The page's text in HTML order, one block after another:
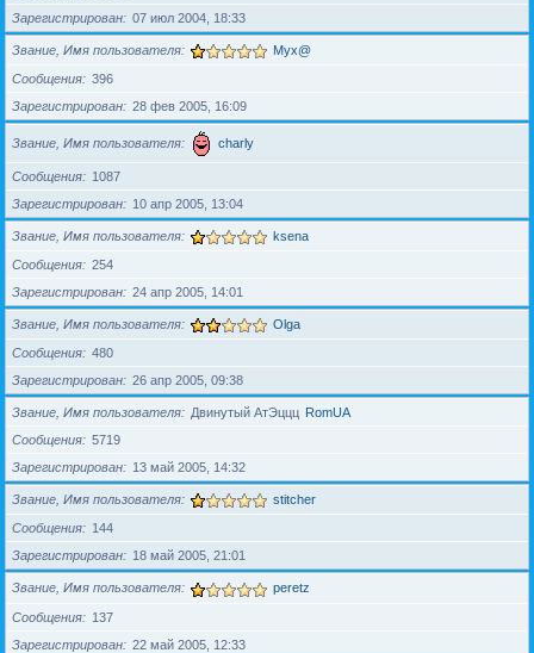
Зарегистрирован
07 июл 2004, 18:33
Звание, Имя пользователя Myx@
Сообщения
396
Зарегистрирован
28 фев 2005, 16:09
Звание, Имя пользователя charly
Сообщения
1087
Зарегистрирован
10 апр 2005, 13:04
Звание, Имя пользователя ksena
Сообщения
254
Зарегистрирован
24 апр 2005, 14:01
Звание, Имя пользователя Olga
Сообщения
480
Зарегистрирован
26 апр 2005, 09:38
Звание, Имя пользователя Двинутый АтЭццц RomUA
Сообщения
5719
Зарегистрирован
13 май 2005, 14:32
Звание, Имя пользователя stitcher
Сообщения
144
Зарегистрирован
18 май 2005, 21:01
Звание, Имя пользователя peretz
Сообщения
137
Зарегистрирован
22 май 2005, 12:33